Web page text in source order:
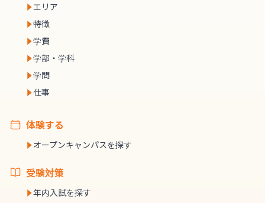
エリア
特徴
学費
学部・学科
学問
仕事
体験する
オープンキャンパスを探す
受験対策
年内入試を探す